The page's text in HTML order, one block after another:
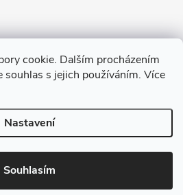
cookie. Dalším procházením
s jejich používáním. Více
Nastavení
Souhlasím
. Všechna práva vyhrazena.Upravit
cookies